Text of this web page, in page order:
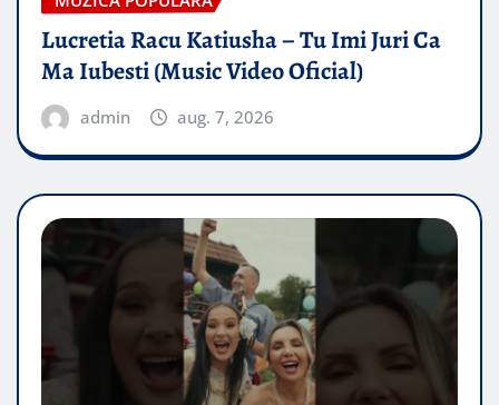
Lucretia Racu Katiusha – Tu Imi Juri Ca
Ma Iubesti (Music Video Oficial)
admin aug. 7, 2026